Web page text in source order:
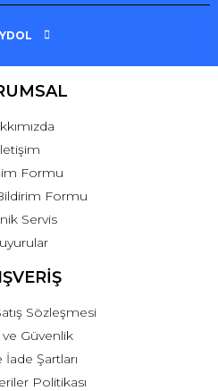
Formu
Formu
Servis
Sözleşmesi
ve Güvenlik
İade Şartları
Politikası